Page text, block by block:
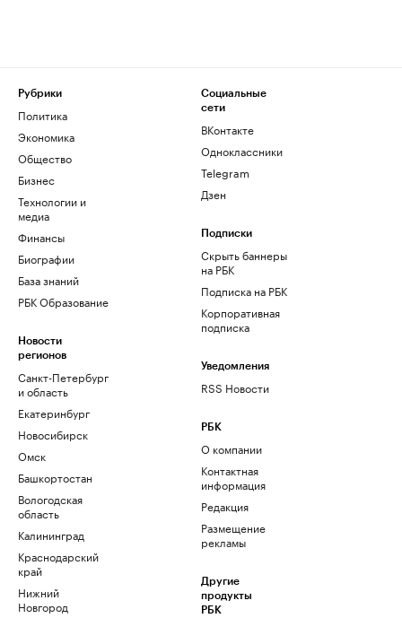
Рубрики
Политика
Экономика
Общество
Бизнес
Технологии и
медиа
Финансы
Биографии
База знаний
РБК Образование
Новости
регионов
Санкт-Петербург
и область
Екатеринбург
Новосибирск
Омск
Башкортостан
Вологодская
область
Калининград
Краснодарский
край
Нижний
Новгород
Социальные
сети
ВКонтакте
Одноклассники
Telegram
Дзен
Подписки
Скрыть баннеры
на РБК
Подписка на РБК
Корпоративная
подписка
Уведомления
RSS Новости
РБК
О компании
Контактная
информация
Редакция
Размещение
рекламы
Другие
продукты
РБК